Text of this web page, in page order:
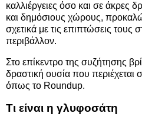
καλλιέργειες όσο και σε άκρες
και δημόσιους χώρους,
σχετικά με τις επιπτώσεις τους
περιβάλλον.
Στο επίκεντρο της συζήτησης
δραστική ουσία που περιέχεται
όπως το Roundup.
Τι είναι η γλυφοσάτη